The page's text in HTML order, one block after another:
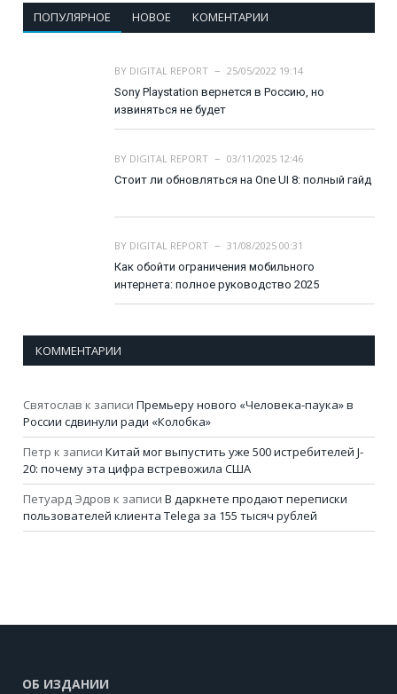
ПОПУЛЯРНОЕ НОВОЕ КОМЕНТАРИИ
BY DIGITAL REPORT
25/05/2022 19:14
Sony Playstation вернется в Россию, но
извиняться не будет
BY DIGITAL REPORT
03/11/2025 12:46
Стоит ли обновляться на One UI 8: полный гайд
BY DIGITAL REPORT
31/08/2025 00:31
Как обойти ограничения мобильного
интернета: полное руководство 2025
КОММЕНТАРИИ
Святослав к записи Премьеру нового «Человека-паука» в
России сдвинули ради «Колобка»
Петр к записи Китай мог выпустить уже 500 истребителей J-
20: почему эта цифра встревожила США
Петуард Эдров к записи В даркнете продают переписки
пользователей клиента Telega за 155 тысяч рублей
ОБ ИЗДАНИИ